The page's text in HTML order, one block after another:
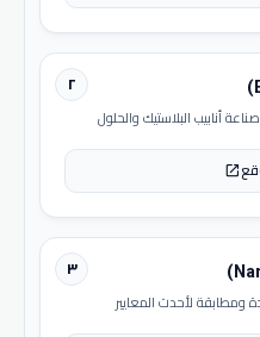
٢
أنابيب البلاستيك والحلول
open_in_new
٣
ومطابقة لأحدث المعايير